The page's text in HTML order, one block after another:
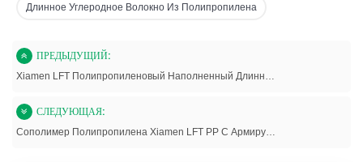
Длинное Углеродное Волокно Из Полипропилена
ПРЕДЫДУЩИЙ:
СЛЕДУЮЩАЯ: